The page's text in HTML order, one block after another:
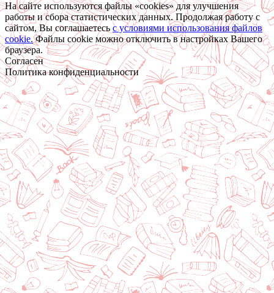
На сайте используются файлы «cookies» для улучшения
работы и сбора статистических данных. Продолжая работу с
сайтом, Вы соглашаетесь c условиями использования файлов
cookie.Файлы cookie можно отключить в настройках Вашего
браузера.
Согласен
Политика конфиденциальности